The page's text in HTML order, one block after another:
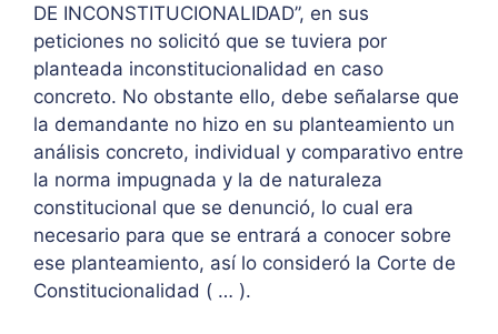
DE INCONSTITUCIONALIDAD”, en sus
peticiones no solicitó que se tuviera por
planteada inconstitucionalidad en caso
concreto. No obstante ello, debe señalarse que
la demandante no hizo en su planteamiento un
análisis concreto, individual y comparativo entre
la norma impugnada y la de naturaleza
constitucional que se denunció, lo cual era
necesario para que se entrará a conocer sobre
ese planteamiento, así lo consideró la Corte de
Constitucionalidad ( … ).